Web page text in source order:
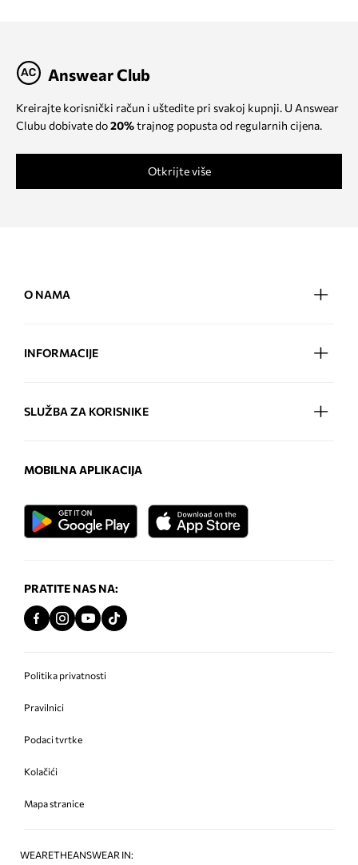
Answear Club
Kreirajte korisnički račun i uštedite pri svakoj kupnji. U Answear
Clubu dobivate do20%trajnog popusta od regularnih cijena.
Otkrijte više
O NAMA
INFORMACIJE
SLUŽBA ZA KORISNIKE
MOBILNA APLIKACIJA
PRATITE NAS NA:
Politika privatnosti
Pravilnici
Podaci tvrtke
Kolačići
Mapa stranice
WEARETHEANSWEAR IN: